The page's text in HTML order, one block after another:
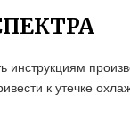
к утечке